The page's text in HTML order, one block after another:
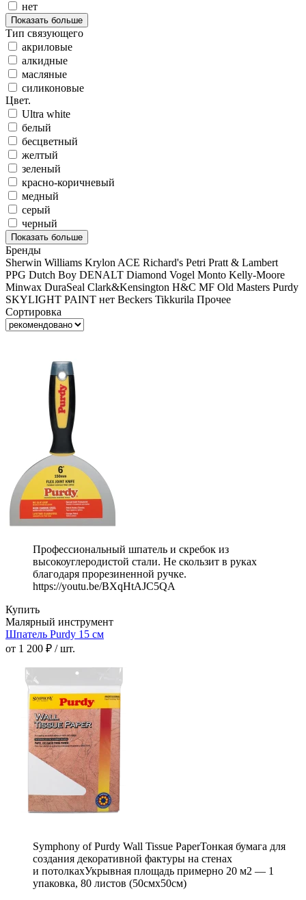
нет
Показать больше
Тип связующего
акриловые
алкидные
масляные
силиконовые
Цвет.
Ultra white
белый
бесцветный
желтый
зеленый
красно-коричневый
медный
серый
черный
Показать больше
Бренды
Sherwin Williams Krylon ACE Richard's Petri Pratt & Lambert
PPG Dutch Boy DENALT Diamond Vogel Monto Kelly-Moore
Minwax DuraSeal Clark&Kensington H&C MF Old Masters Purdy
SKYLIGHT PAINT нет Beckers Tikkurila Прочее
Сортировка
Профессиональный шпатель и скребок из
высокоуглеродистой стали. Не скользит в руках
благодаря прорезиненной ручке.
https://youtu.be/BXqHtAJC5QA
Купить
Малярный инструмент
Шпатель Purdy 15 см
от 1 200 ₽ / шт.
Symphony of Purdy Wall Tissue PaperТонкая бумага для
создания декоративной фактуры на стенах
и потолкахУкрывная площадь примерно 20 м2 — 1
упаковка, 80 листов (50смx50см)